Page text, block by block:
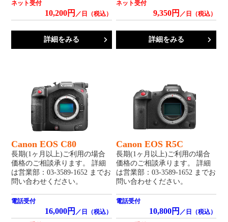
ネット受付
10,200円 ／日（税込）
詳細をみる
ネット受付
9,350円 ／日（税込）
詳細をみる
Canon EOS C80
長期(1ヶ月以上)ご利用の場合
価格のご相談承ります。 詳細
は営業部：03-3589-1652 までお
問い合わせください。
電話受付
16,000円 ／日（税込）
Canon EOS R5C
長期(1ヶ月以上)ご利用の場合
価格のご相談承ります。 詳細
は営業部：03-3589-1652 までお
問い合わせください。
電話受付
10,800円 ／日（税込）